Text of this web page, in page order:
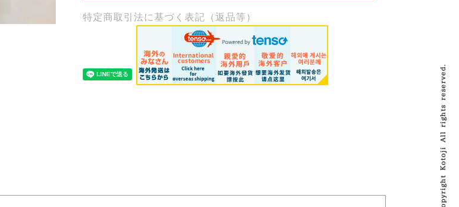
特定商取引法に基づく表記（返品等）